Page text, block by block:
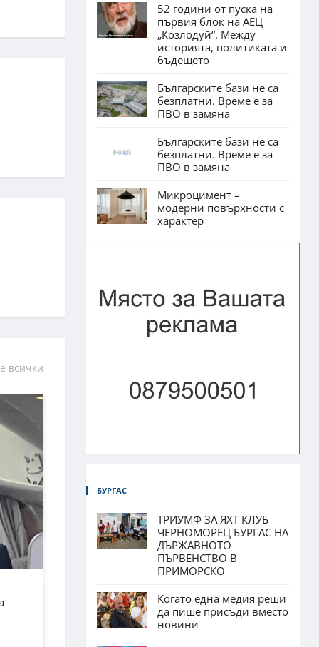
всички
52 години от пуска на
първия блок на АЕЦ
„Козлодуй“. Между
историята, политиката и
бъдещето
Българските бази не са
безплатни. Време е за
ПВО в замяна
Българските бази не са
безплатни. Време е за
ПВО в замяна
Микроцимент –
модерни повърхности с
характер
БУРГАС
ТРИУМФ ЗА ЯХТ КЛУБ
ЧЕРНОМОРЕЦ БУРГАС НА
ДЪРЖАВНОТО
ПЪРВЕНСТВО В
ПРИМОРСКО
Когато една медия реши
да пише присъди вместо
новини